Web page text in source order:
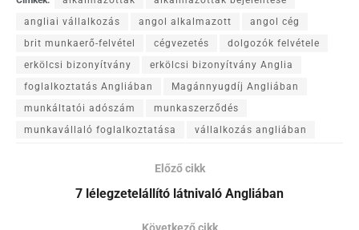
angliai vállalkozás
angol alkalmazott
angol cég
brit munkaerő-felvétel
cégvezetés
dolgozók felvétele
erkölcsi bizonyítvány
erkölcsi bizonyítvány Anglia
foglalkoztatás Angliában
Magánnyugdíj Angliában
munkáltatói adószám
munkaszerződés
munkavállaló foglalkoztatása
vállalkozás angliában
Előző cikk
7 lélegzetelállító látnivaló Angliában